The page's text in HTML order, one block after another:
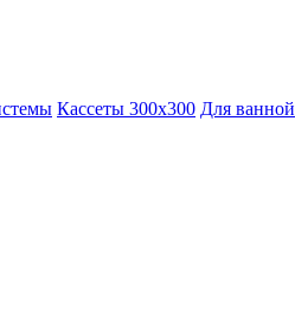
Кассеты 300x300 Для ванной